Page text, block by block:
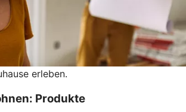
erleben.
Produkte